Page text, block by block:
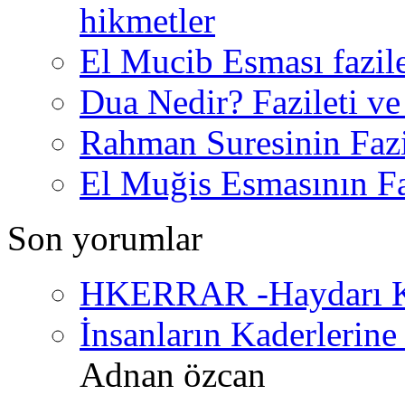
hikmetler
El Mucib Esması
Dua Nedir? Fazileti
Rahman Suresinin
El Muğis Esmasının
Son yorumlar
HKERRAR -Haydarı
İnsanların
Adnan özcan